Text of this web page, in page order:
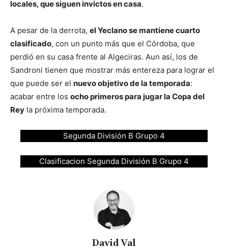
locales, que siguen invictos en casa.
A pesar de la derrota, el Yeclano se mantiene cuarto
clasificado, con un punto más que el Córdoba, que
perdió en su casa frente al Algeciras. Aun así, los de
Sandroni tienen que mostrar más entereza para lograr el
que puede ser el nuevo objetivo de la temporada:
acabar entre los ocho primeros para jugar la Copa del
Rey la próxima temporada.
Segunda División B Grupo 4
Clasificacion Segunda División B Grupo 4
David Val